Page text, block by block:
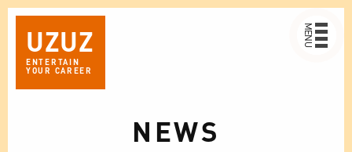
UZUZ
ENTERTAIN
YOUR CAREER
MENU
NEWS